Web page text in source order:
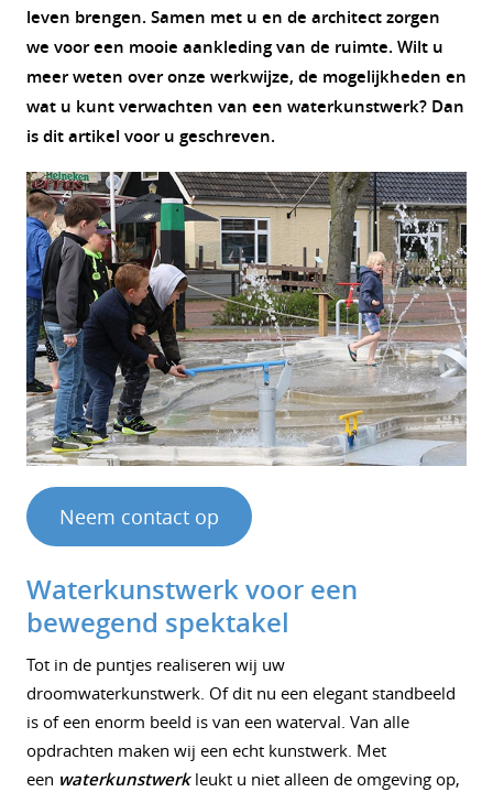
leven brengen. Samen met u en de architect zorgen
we voor een mooie aankleding van de ruimte. Wilt u
meer weten over onze werkwijze, de mogelijkheden en
wat u kunt verwachten van een waterkunstwerk? Dan
is dit artikel voor u geschreven.
Neem contact op
Waterkunstwerk voor een
bewegend spektakel
Tot in de puntjes realiseren wij uw
droomwaterkunstwerk. Of dit nu een elegant standbeeld
is of een enorm beeld is van een waterval. Van alle
opdrachten maken wij een echt kunstwerk. Met
een waterkunstwerkleukt u niet alleen de omgeving op,